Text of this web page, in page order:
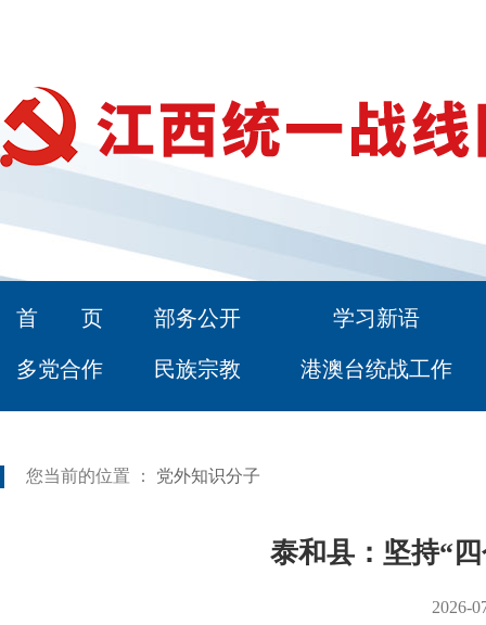
首 页 部务公开 学习新语
多党合作 民族宗教 港澳台统战工作
您当前的位置 ： 党外知识分子
泰和县：坚持“
2026-